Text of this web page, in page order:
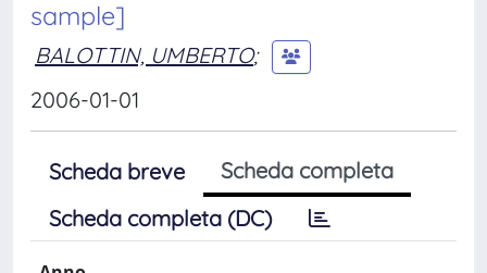
sample]
BALOTTIN, UMBERTO;
2006-01-01
Scheda breve
Scheda completa
Scheda completa (DC)